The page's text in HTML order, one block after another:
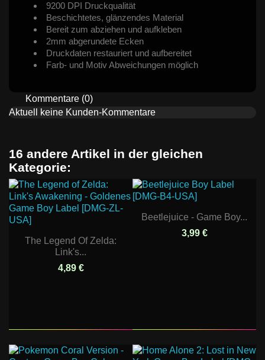
9200 DPI Druckqualität
Beschichtetes, glänzendes Material
Bereit zum abziehen und aufkleben
2mm abgerundete Ecken
Druckdaten restauriert und aufbereitet
Farb- und Motiv Abweichungen möglich
Kommentare (0)
Aktuell keine Kunden-Kommentare
16 andere Artikel in der gleichen
Kategorie:
The Legend Of Zelda:
Link's...
4,89 €
Beetlejuice - Game Boy...
3,99 €